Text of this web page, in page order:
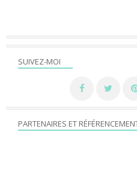
SUIVEZ-MOI
PARTENAIRES ET